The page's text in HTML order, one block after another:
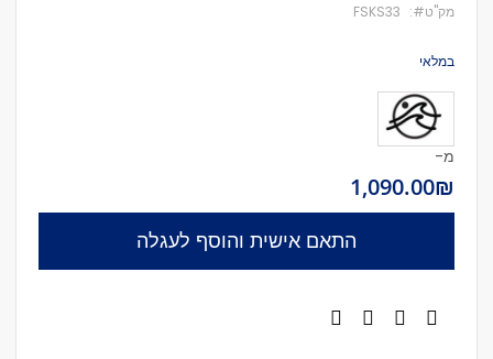
תמונות
מק''ט FSKS33
במלאי
מ-
₪‏1,090.00
התאם אישית והוסף לעגלה